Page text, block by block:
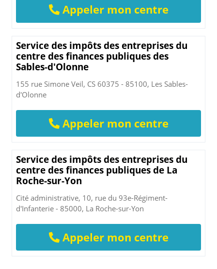
Appeler mon centre
Service des impôts des entreprises du
centre des finances publiques des
Sables-d'Olonne
155 rue Simone Veil, CS 60375 - 85100, Les Sables-
d'Olonne
Appeler mon centre
Service des impôts des entreprises du
centre des finances publiques de La
Roche-sur-Yon
Cité administrative, 10, rue du 93e-Régiment-
d'Infanterie - 85000, La Roche-sur-Yon
Appeler mon centre